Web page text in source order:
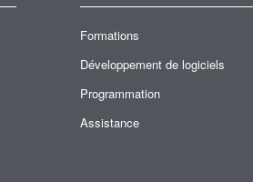
Formations
Développement de logiciels
Programmation
Assistance